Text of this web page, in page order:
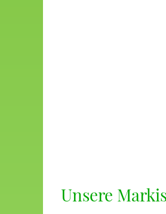
Unsere